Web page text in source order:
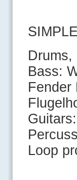
Bass:
Fender
Loop